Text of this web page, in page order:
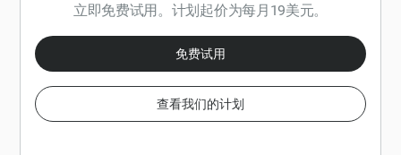
立即免费试用。计划起价为每月19美元。
免费试用
查看我们的计划